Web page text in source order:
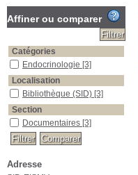
Affiner ou comparer
Catégories
Endocrinologie [3]
Localisation
Bibliothèque (SID) [3]
Section
Documentaires [3]
Adresse